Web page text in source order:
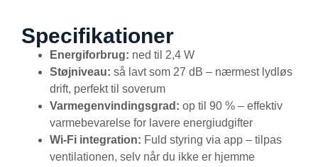
Specifikationer
Energiforbrug: ned til 2,4 W
Støjniveau: så lavt som 27 dB – nærmest lydløs
drift, perfekt til soverum
Varmegenvindingsgrad: op til 90 % – effektiv
varmebevarelse for lavere energiudgifter
Wi-Fi integration: Fuld styring via app – tilpas
ventilationen, selv når du ikke er hjemme